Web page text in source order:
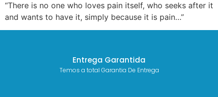
“There is no one who loves pain itself, who seeks after it
and wants to have it, simply because it is pain…”
Entrega Garantida
Temos a total Garantia De Entrega